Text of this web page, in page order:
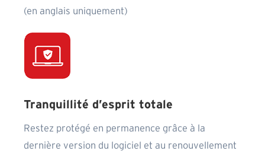
(en anglais uniquement)
Tranquillité d’esprit totale
Restez protégé en permanence grâce à la
dernière version du logiciel et au renouvellement